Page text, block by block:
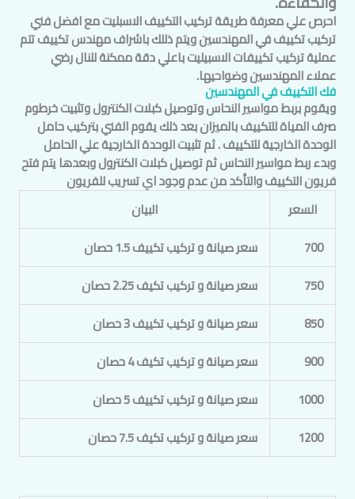
احرص علي معرفة طريقة تركيب التكييف الاسبليت مع افضل فني
تركيب تكييف فيالمهندسينويتم ذللك باشراف مهندس تكييف تتم
عملية تركيب تكييفات الاسبيليت باعلي دقة ممكنة للنال رضي
عملاءالمهندسينوضواحيها.
فك التكييف فيالمهندسين
ويقوم بربط مواسير النحاس وتوصيل كبلات الكنترول وتثبيت خرطوم
صرف المياة للتكييف بالميزان بعد ذلك يقوم الفني بتركيب حامل
الوحدة الخارجية للتكييف . ثم تثبيت الوحدة الخارجية علي الحامل
وبدء ربط مواسير النحاس ثم توصيل كبلات الكنترول وبعدها يتم فتح
فريون التكييف والتأكد من عدم وجود اي تسريب للفريون
السعر
البيان
700
سعر صيانة و تركيب تكييف 1.5 حصان
750
سعر صيانة و تركيب تكيف 2.25 حصان
850
سعر صيانة و تركيب تكييف 3 حصان
900
سعر صيانة و تركيب تكيف 4 حصان
1000
سعر صيانة و تركيب تكييف 5 حصان
1200
سعر صيانة و تركيب تكيف 7.5 حصان